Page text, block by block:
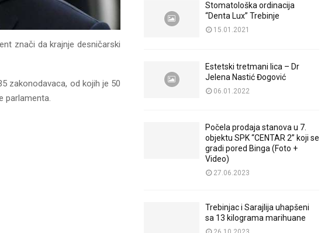
znači da krajnje desničarski
zakonodavaca, od kojih je 50
parlamenta.
Stomatološka ordinacija
“Denta Lux” Trebinje
15.01.2021
Estetski tretmani lica – Dr
Jelena Nastić Đogović
06.01.2022
Počela prodaja stanova u 7.
objektu SPK “CENTAR 2” koji se
gradi pored Binga (Foto +
Video)
27.06.2023
Trebinjac i Sarajlija uhapšeni
sa 13 kilograma marihuane